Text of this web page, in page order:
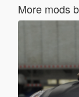
More mods